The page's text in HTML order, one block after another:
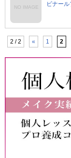
ビナー
NO IMAGE
2 / 2 « 1 2